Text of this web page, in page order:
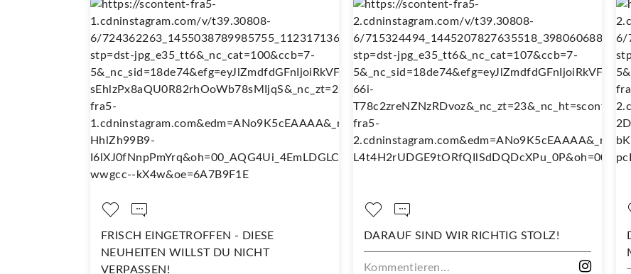
DARAUF SIND WIR RICHTIG STOLZ!
Kommentieren...
DEIN NEUES LIEBLINGSSHIRT BEGINNT
MIT DIESEM STOFF